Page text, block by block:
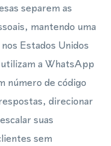
separem as
mantendo uma
Estados Unidos
a WhatsApp
número de código
direcionar
suas
sem